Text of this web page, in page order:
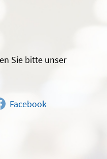
Sie bitte unser
Facebook